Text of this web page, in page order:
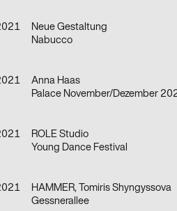
Neue Gestaltung
Nabucco
Anna Haas
Palace November/Dezember
ROLE Studio
Young Dance Festival
HAMMER, Tomiris Shyngyssova
Gessnerallee